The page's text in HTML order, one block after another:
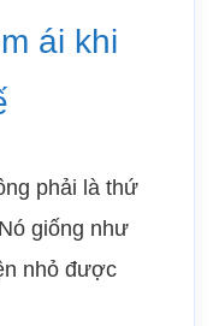
ái khi
phải là thứ
giống như
nhỏ được